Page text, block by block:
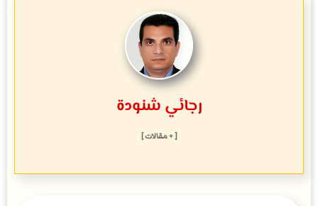
رجائي شنودة
[ + مقالات ]